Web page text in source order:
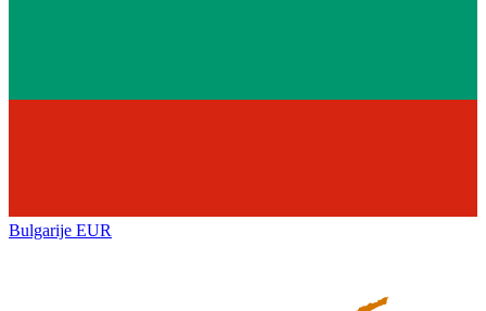
Bulgarije EUR